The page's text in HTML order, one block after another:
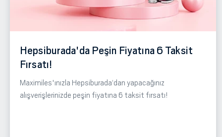
Hepsiburada'da Peşin Fiyatına 6 Taksit
Fırsatı!
Maximiles'ınızla Hepsiburada‘dan yapacağınız
alışverişlerinizde peşin fiyatına 6 taksit fırsatı!